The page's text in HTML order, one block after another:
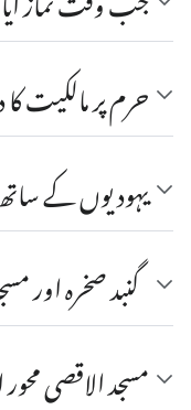
حرم پر مالکیت
یہودیوں کے
گنبد صخرہ اور
مسجد الاقصی